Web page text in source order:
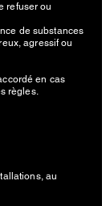
refuser ou
de substances
agressif ou
en cas
règles.
au